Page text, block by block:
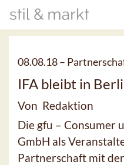
08.08.18 –
IFA bleibt in
Von Redaktion
Die gfu – Consumer
GmbH als
Partnerschaft mit